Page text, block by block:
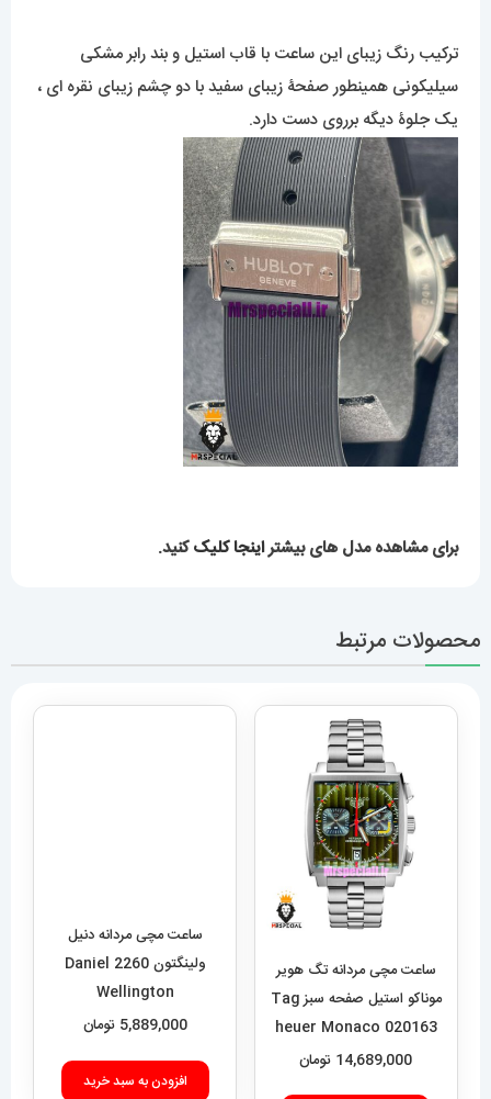
ترکیب رنگ زیبای این ساعت با قاب استیل و بند رابر مشکی
سیلیکونی همینطور صفحۀ زیبای سفید با دو چشم زیبای نقره ای ،
یک جلوۀ دیگه برروی دست دارد.
برای مشاهده مدل های بیشتراینجا کلیککنید.
محصولات مرتبط
ساعت مچی مردانه تگ هویر
موناکو استیل صفحه سبز Tag
heuer Monaco 020163
14,689,000 تومان
5,889,000تومان
افزودن به سبد خرید